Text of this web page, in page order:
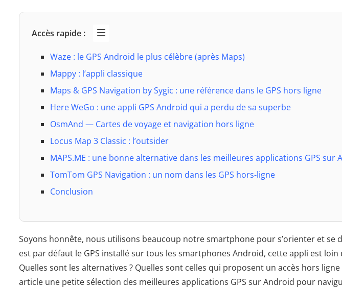
Accès rapide :
Waze : le GPS Android le plus célèbre (après Maps)
Mappy : l’appli classique
Maps & GPS Navigation by Sygic : une référence dans le GPS hors ligne
Here WeGo : une appli GPS Android qui a perdu de sa superbe
OsmAnd — Cartes de voyage et navigation hors ligne
Locus Map 3 Classic : l’outsider
MAPS.ME : une bonne alternative dans les meilleures applications GPS sur
TomTom GPS Navigation : un nom dans les GPS hors-ligne
Conclusion
Soyons honnête, nous utilisons beaucoup notre smartphone pour s’orienter et se
est par défaut le GPS installé sur tous les smartphones Android, cette appli est loin
Quelles sont les alternatives ? Quelles sont celles qui proposent un accès hors
article une petite sélection des meilleures applications GPS sur Android pour